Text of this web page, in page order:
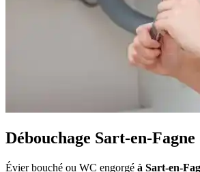
Débouchage Sart-en-Fagne
Évier bouché ou WC engorgé à Sart-en-